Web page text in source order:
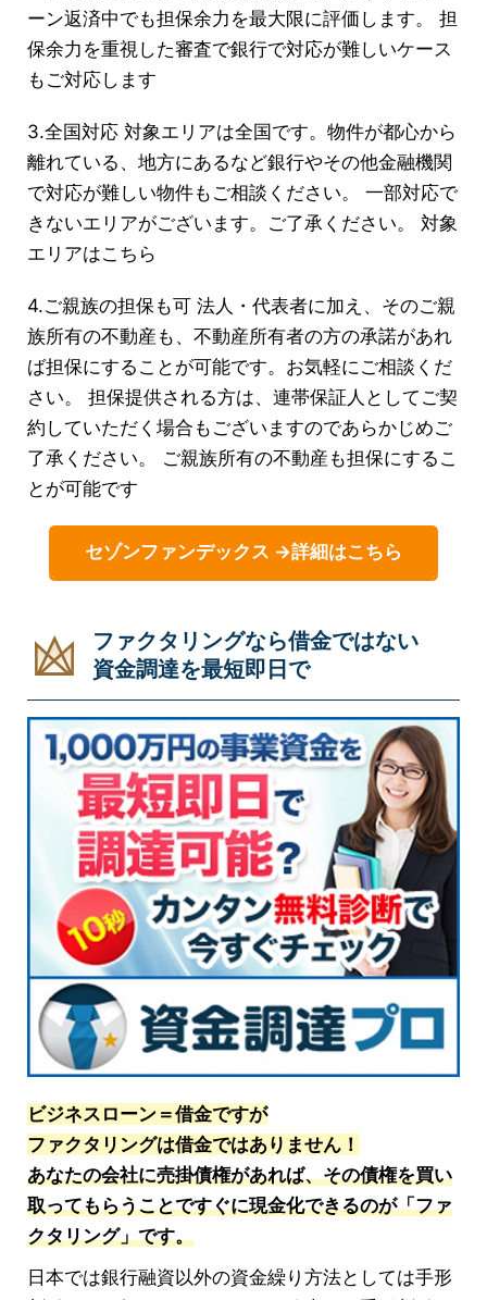
ーン返済中でも担保余力を最大限に評価します。 担
保余力を重視した審査で銀行で対応が難しいケース
もご対応します
3.全国対応 対象エリアは全国です。物件が都心から
離れている、地方にあるなど銀行やその他金融機関
で対応が難しい物件もご相談ください。 一部対応で
きないエリアがございます。ご了承ください。 対象
エリアはこちら
4.ご親族の担保も可 法人・代表者に加え、そのご親
族所有の不動産も、不動産所有者の方の承諾があれ
ば担保にすることが可能です。お気軽にご相談くだ
さい。 担保提供される方は、連帯保証人としてご契
約していただく場合もございますのであらかじめご
了承ください。 ご親族所有の不動産も担保にするこ
とが可能です
セゾンファンデックス →詳細はこちら
ファクタリングなら借金ではない
資金調達を最短即日で
ビジネスローン＝借金ですが
ファクタリングは借金ではありません！
あなたの会社に売掛債権があれば、その債権を買い
取ってもらうことですぐに現金化できるのが「ファ
クタリング」です。
日本では銀行融資以外の資金繰り方法としては手形